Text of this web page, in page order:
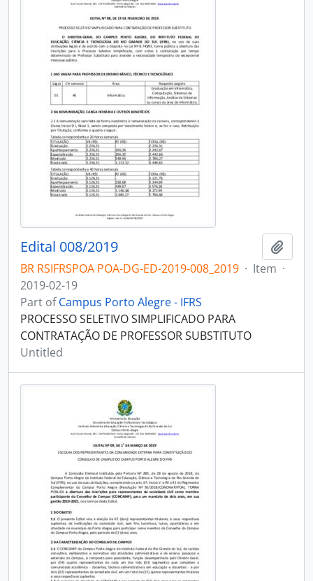
Edital 008/2019
BR RSIFRSPOA POA-DG-ED-2019-008_2019 · Item ·
2019-02-19
Part ofCampus Porto Alegre - IFRS
PROCESSO SELETIVO SIMPLIFICADO PARA
CONTRATAÇÃO DE PROFESSOR SUBSTITUTO
Untitled